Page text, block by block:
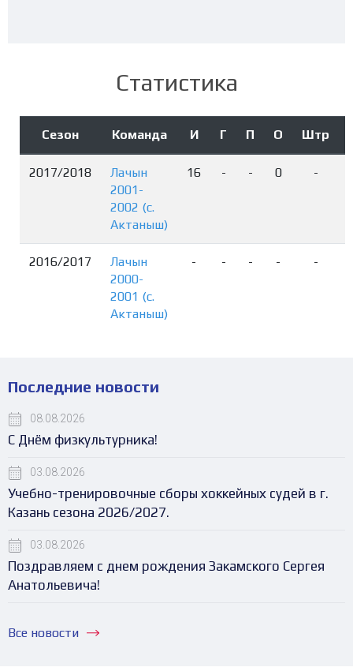
Статистика
Сезон Команда И Г П О Штр
2017/2018
Лачын
2001-
2002 (с.
Актаныш)
16 - - 0 -
2016/2017
Лачын
2000-
2001 (с.
Актаныш)
- - - - -
Последние новости
08.08.2026
С Днём физкультурника!
03.08.2026
Учебно-тренировочные сборы хоккейных судей в г.
Казань сезона 2026/2027.
03.08.2026
Поздравляем с днем рождения Закамского Сергея
Анатольевича!
Все новости